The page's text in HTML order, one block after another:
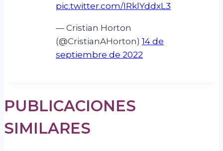
pic.twitter.com/IRklYddxL3
— Cristian Horton
(@CristianAHorton) 14 de
septiembre de 2022
PUBLICACIONES
SIMILARES